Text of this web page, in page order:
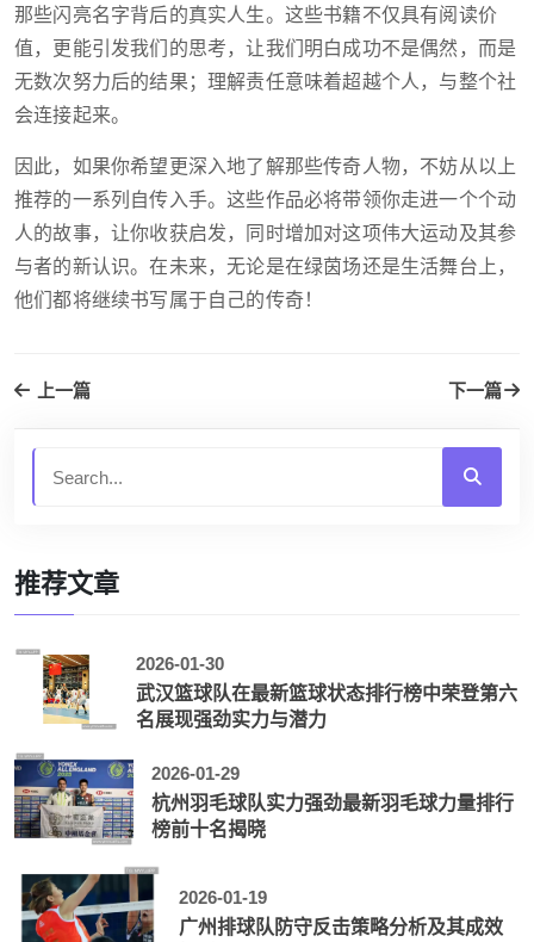
那些闪亮名字背后的真实人生。这些书籍不仅具有阅读价
值，更能引发我们的思考，让我们明白成功不是偶然，而是
无数次努力后的结果；理解责任意味着超越个人，与整个社
会连接起来。
因此，如果你希望更深入地了解那些传奇人物，不妨从以上
推荐的一系列自传入手。这些作品必将带领你走进一个个动
人的故事，让你收获启发，同时增加对这项伟大运动及其参
与者的新认识。在未来，无论是在绿茵场还是生活舞台上，
他们都将继续书写属于自己的传奇！
上一篇 下一篇
推荐文章
2026-01-30
武汉篮球队在最新篮球状态排行榜中荣登第六
名展现强劲实力与潜力
2026-01-29
杭州羽毛球队实力强劲最新羽毛球力量排行
榜前十名揭晓
2026-01-19
广州排球队防守反击策略分析及其成效